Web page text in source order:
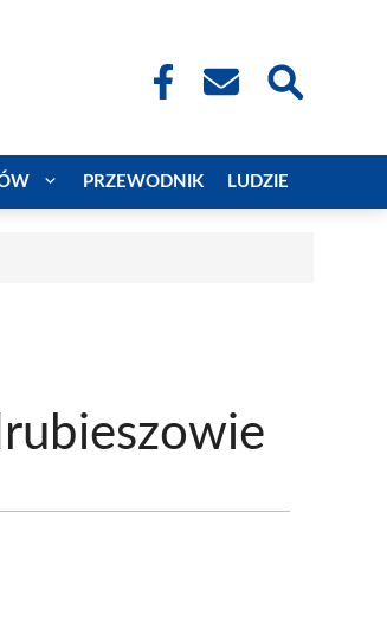
PRZEWODNIK LUDZIE